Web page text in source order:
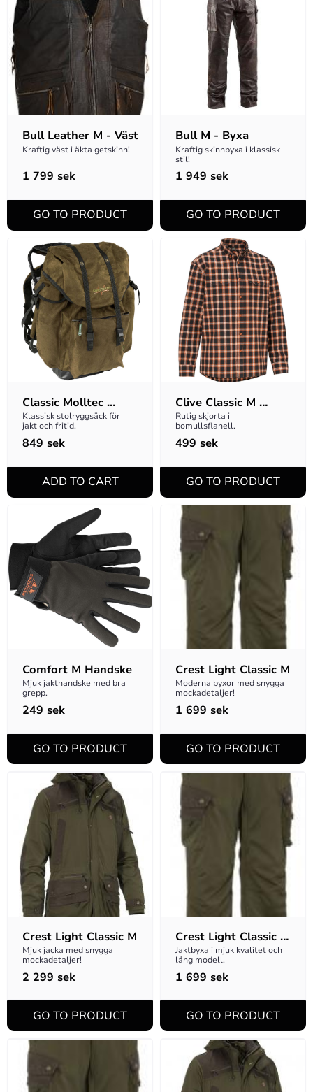
Bull Leather M - Väst
Kraftig väst i äkta getskinn!
1 799 sek
Bull M - Byxa
Kraftig skinnbyxa i klassisk
stil!
1 949 sek
Classic Molltec
Ryggsäck
Klassisk stolryggsäck för
jakt och fritid.
849 sek
Clive Classic M
Skjorta
Rutig skjorta i
bomullsflanell.
499 sek
Comfort M Handske
Mjuk jakthandske med bra
grepp.
249 sek
Crest Light Classic M
Moderna byxor med snygga
mockadetaljer!
1 699 sek
Crest Light Classic M
Mjuk jacka med snygga
mockadetaljer!
2 299 sek
Crest Light Classic
M D-size Byxa
Jaktbyxa i mjuk kvalitet och
lång modell.
1 699 sek